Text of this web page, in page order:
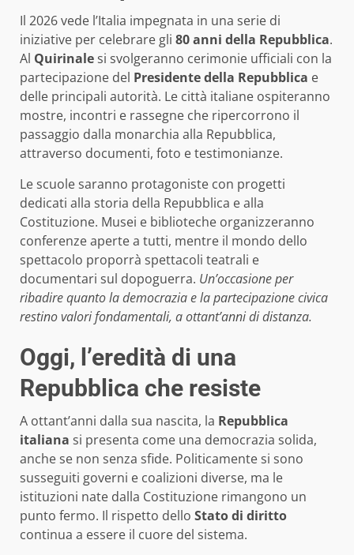
Il 2026 vede l’Italia impegnata in una serie di
iniziative per celebrare gli 80 anni della Repubblica.
Al Quirinalesi svolgeranno cerimonie ufficiali con la
partecipazione del Presidente della Repubblica e
delle principali autorità. Le città italiane ospiteranno
mostre, incontri e rassegne che ripercorrono il
passaggio dalla monarchia alla Repubblica,
attraverso documenti, foto e testimonianze.
Le scuole saranno protagoniste con progetti
dedicati alla storia della Repubblica e alla
Costituzione. Musei e biblioteche organizzeranno
conferenze aperte a tutti, mentre il mondo dello
spettacolo proporrà spettacoli teatrali e
documentari sul dopoguerra. Un’occasione per
ribadire quanto la democrazia e la partecipazione civica
restino valori fondamentali, a ottant’anni di distanza.
Oggi, l’eredità di una
Repubblica che resiste
A ottant’anni dalla sua nascita, la Repubblica
italiana si presenta come una democrazia solida,
anche se non senza sfide. Politicamente si sono
susseguiti governi e coalizioni diverse, ma le
istituzioni nate dalla Costituzione rimangono un
punto fermo. Il rispetto dello Stato di diritto
continua a essere il cuore del sistema.